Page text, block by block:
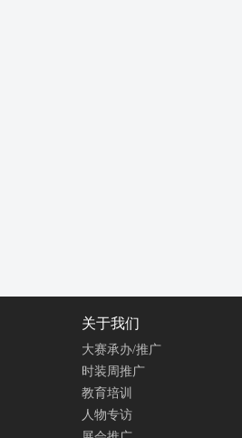
关于我们
大赛承办/推广
时装周推广
教育培训
人物专访